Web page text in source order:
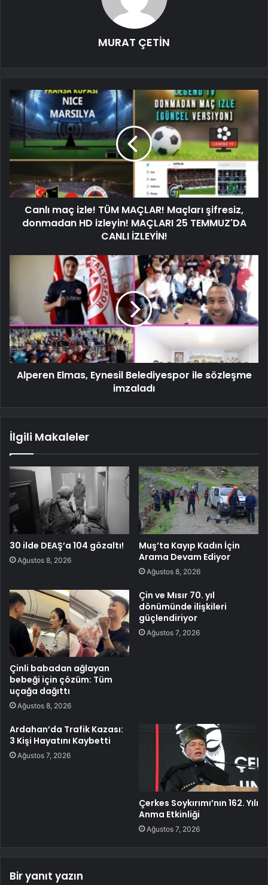
MURAT ÇETİN
Canlı maç izle! TÜM MAÇLAR! Maçları şifresiz,
donmadan HD izleyin! MAÇLARI 25 TEMMUZ'DA
CANLI İZLEYİN!
Alperen Elmas, Eynesil Belediyespor ile sözleşme
imzaladı
İlgili Makaleler
30 ilde DEAŞ’a 104 gözaltı!
Ağustos 8, 2026
Muş’ta Kayıp Kadın İçin
Arama Devam Ediyor
Ağustos 8, 2026
Çinli babadan ağlayan
bebeği için çözüm: Tüm
uçağa dağıttı
Ağustos 8, 2026
Çin ve Mısır 70. yıl
dönümünde ilişkileri
güçlendiriyor
Ağustos 7, 2026
Ardahan’da Trafik Kazası:
3 Kişi Hayatını Kaybetti
Ağustos 7, 2026
Çerkes Soykırımı’nın 162. Yılı
Anma Etkinliği
Ağustos 7, 2026
Bir yanıt yazın